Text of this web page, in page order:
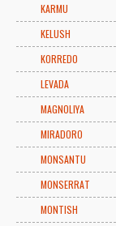
KARMU
KELUSH
KORREDO
LEVADA
MAGNOLIYA
MIRADORO
MONSANTU
MONSERRAT
MONTISH